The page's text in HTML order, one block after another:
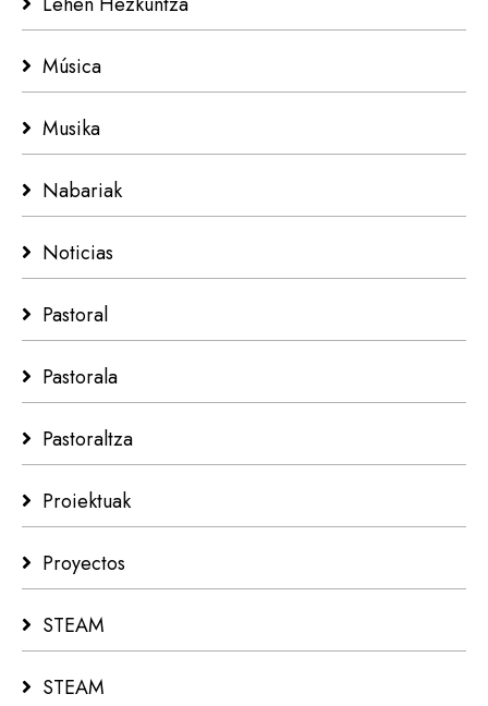
Música
Musika
Nabariak
Noticias
Pastoral
Pastorala
Pastoraltza
Proiektuak
Proyectos
STEAM
STEAM